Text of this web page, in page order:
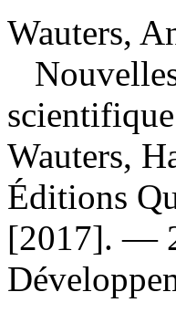
Wauters,
Wauters,
Éditions
[2017]. —